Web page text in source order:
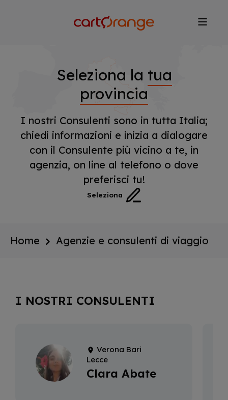
Seleziona la tua
provincia
I nostri Consulenti sono in tutta Italia;
chiedi informazioni e inizia a dialogare
con il Consulente più vicino a te, in
agenzia, on line al telefono o dove
preferisci tu!
Seleziona
Home Agenzie e consulenti di viaggio
I NOSTRI CONSULENTI
Verona Bari
Lecce
Clara Abate